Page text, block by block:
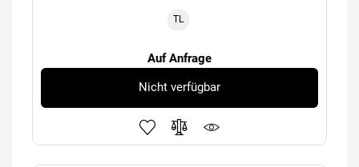
TL
Auf Anfrage
Nicht verfügbar